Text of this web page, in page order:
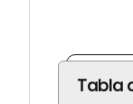
Tabla